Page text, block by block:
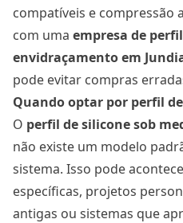
compatíveis e compressão
com uma empresa de
envidraçamento em
pode evitar compras
Quando optar por perfil
O perfil de silicone sob
não existe um modelo
sistema. Isso pode
específicas, projetos
antigas ou sistemas que